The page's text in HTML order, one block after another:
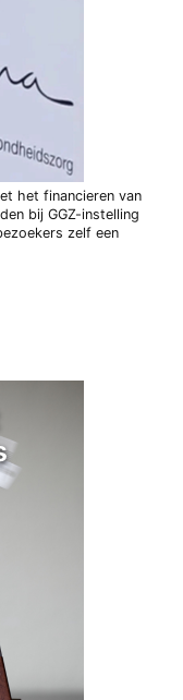
het financieren van
bij GGZ-instelling
zelf een